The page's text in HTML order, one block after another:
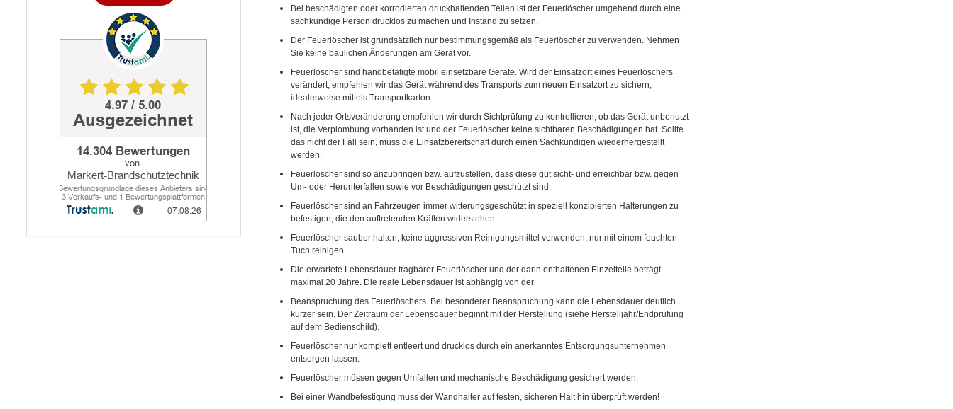
Bei beschädigten oder korrodierten druckhaltenden Teilen ist der Feuerlöscher umgehend durch eine
sachkundige Person drucklos zu machen und Instand zu setzen.
Der Feuerlöscher ist grundsätzlich nur bestimmungsgemäß als Feuerlöscher zu verwenden. Nehmen
Sie keine baulichen Änderungen am Gerät vor.
Feuerlöscher sind handbetätigte mobil einsetzbare Geräte. Wird der Einsatzort eines Feuerlöschers
verändert, empfehlen wir das Gerät während des Transports zum neuen Einsatzort zu sichern,
idealerweise mittels Transportkarton.
Nach jeder Ortsveränderung empfehlen wir durch Sichtprüfung zu kontrollieren, ob das Gerät unbenutzt
ist, die Verplombung vorhanden ist und der Feuerlöscher keine sichtbaren Beschädigungen hat. Sollte
das nicht der Fall sein, muss die Einsatzbereitschaft durch einen Sachkundigen wiederhergestellt
werden.
Feuerlöscher sind so anzubringen bzw. aufzustellen, dass diese gut sicht- und erreichbar bzw. gegen
Um- oder Herunterfallen sowie vor Beschädigungen geschützt sind.
Feuerlöscher sind an Fahrzeugen immer witterungsgeschützt in speziell konzipierten Halterungen zu
befestigen, die den auftretenden Kräften widerstehen.
Feuerlöscher sauber halten, keine aggressiven Reinigungsmittel verwenden, nur mit einem feuchten
Tuch reinigen.
Die erwartete Lebensdauer tragbarer Feuerlöscher und der darin enthaltenen Einzelteile beträgt
maximal 20 Jahre. Die reale Lebensdauer ist abhängig von der
Beanspruchung des Feuerlöschers. Bei besonderer Beanspruchung kann die Lebensdauer deutlich
kürzer sein. Der Zeitraum der Lebensdauer beginnt mit der Herstellung (siehe Herstelljahr/Endprüfung
auf dem Bedienschild).
Feuerlöscher nur komplett entleert und drucklos durch ein anerkanntes Entsorgungsunternehmen
entsorgen lassen.
Feuerlöscher müssen gegen Umfallen und mechanische Beschädigung gesichert werden.
Bei einer Wandbefestigung muss der Wandhalter auf festen, sicheren Halt hin überprüft werden!